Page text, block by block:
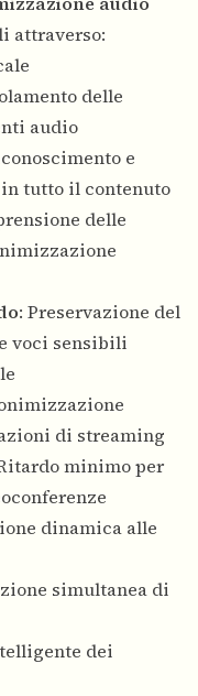
attraverso:
delle
audio
e
tutto il contenuto
delle
: Preservazione del
voci sensibili
di streaming
minimo per
dinamica alle
simultanea di
dei